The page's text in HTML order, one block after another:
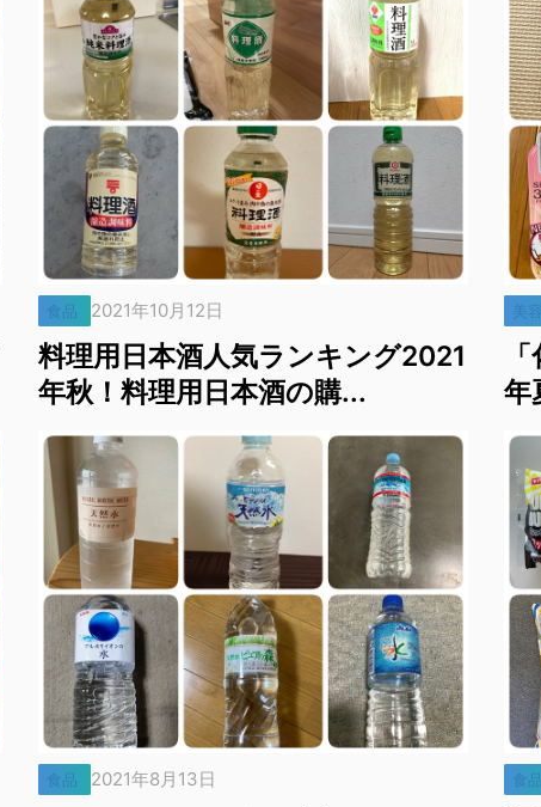
食品 2021年10月12日
料理用日本酒人気ランキング2021
年秋！料理用日本酒の購...
美
年
食品 2021年8月13日 食品